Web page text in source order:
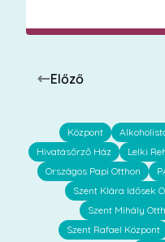
Előző
Központ
Hivatásőrző Ház
Lelki
Országos Papi Otthon
Szent Klára Idősek
Szent Mihály
Szent Rafael Központ